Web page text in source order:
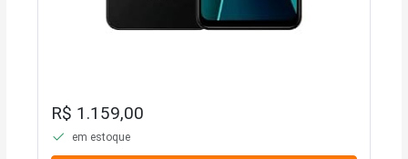
R$ 1.159,00
em estoque